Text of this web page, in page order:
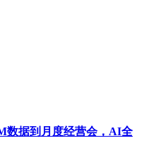
数据到月度经营会，AI全